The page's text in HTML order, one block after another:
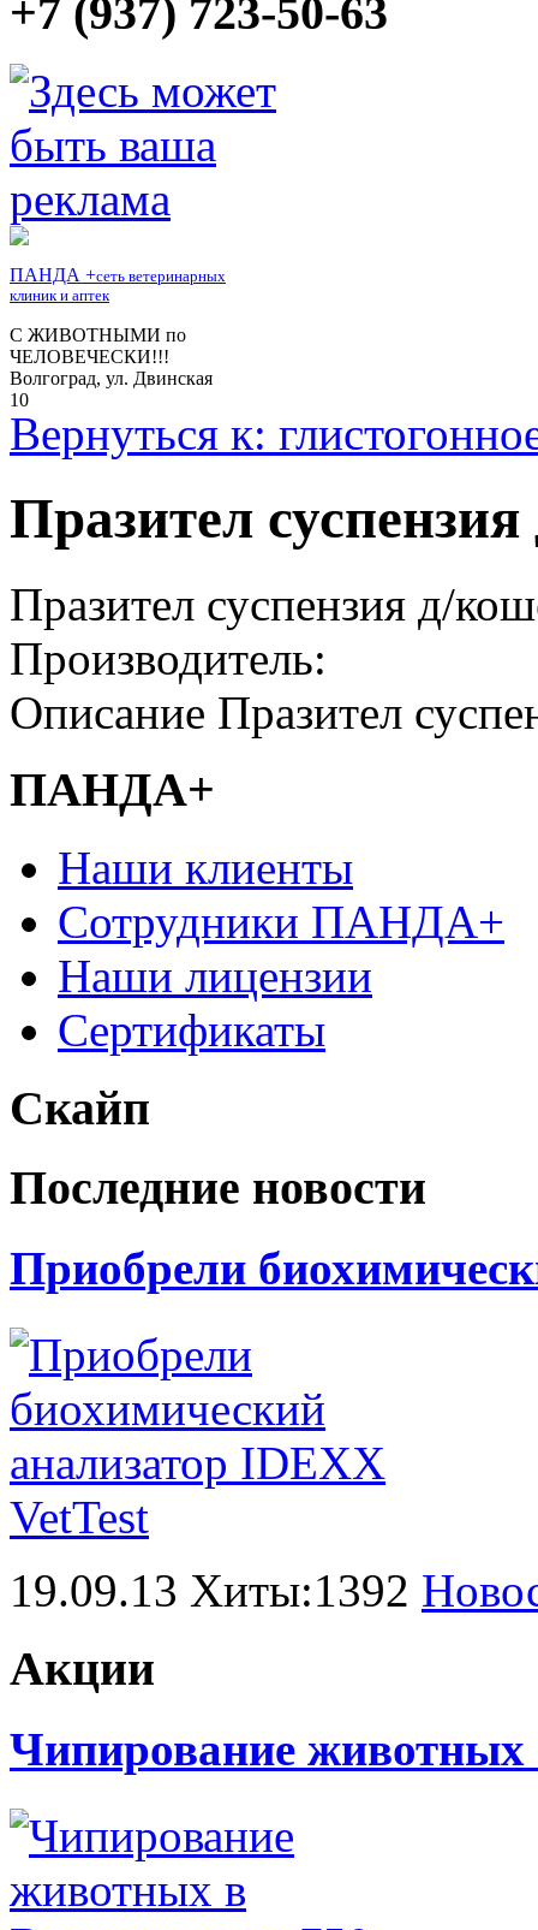
+7 (937) 723-50-63
Вернуться к:
Празител
Празител суспензия д/
Производитель:
Описание Празител
ПАНДА+
Наши клиенты
Сотрудники ПАНДА+
Наши лицензии
Сертификаты
Скайп
Последние новости
Приобрели
19.09.13 Хиты:1392
Акции
Чипирование животных